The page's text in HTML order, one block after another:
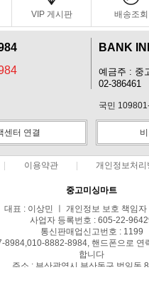
VIP 게시판 배송조회
BANK
예금주 : 중
02-386461
국민
센터 연결
이용약관 개인정보처리
중고미싱마트
대표 : 이상민 ㅣ 개인정보 보호 책임자
사업자 등록번호 : 605-22-
통신판매업신고번호 : 1199
8984,010-8882-8984, 핸드폰으로 연
합니다
주소 : 부산광역시 부산동구 범일동